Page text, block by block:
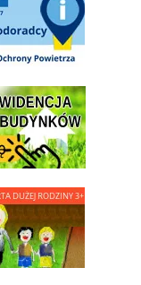
Budynków - złóż
Dużej Rodziny